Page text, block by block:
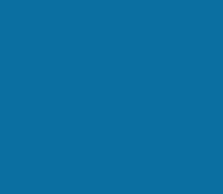
Анна Петрова,